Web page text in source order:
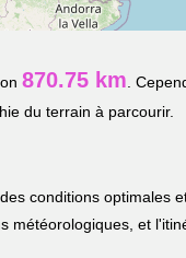
870.75 km .
du terrain à parcourir.
des conditions optimales
météorologiques, et